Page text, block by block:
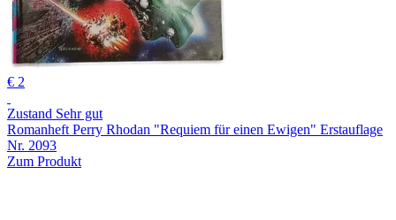
€ 2
Zustand Sehr gut
Romanheft Perry Rhodan "Requiem für einen Ewigen" Erstauflage
Nr. 2093
Zum Produkt